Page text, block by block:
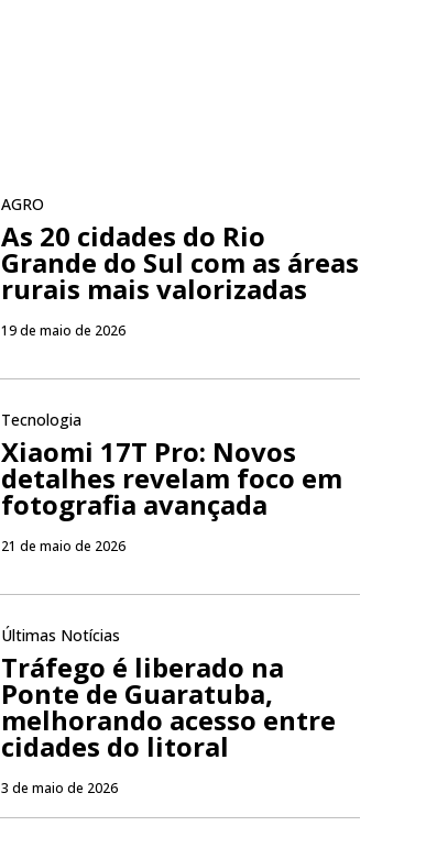
AGRO
As 20 cidades do Rio
Grande do Sul com as áreas
rurais mais valorizadas
19 de maio de 2026
Tecnologia
Xiaomi 17T Pro: Novos
detalhes revelam foco em
fotografia avançada
21 de maio de 2026
Últimas Notícias
Tráfego é liberado na
Ponte de Guaratuba,
melhorando acesso entre
cidades do litoral
3 de maio de 2026